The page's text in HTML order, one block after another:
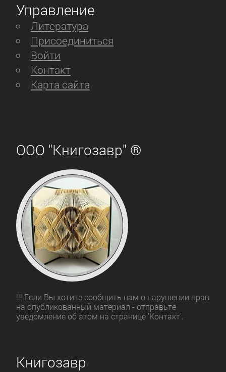
Управление
Литература
Присоединиться
Войти
Контакт
Карта сайта
ООО "Книгозавр" ®
!!! Если Вы хотите сообщить нам о нарушении прав
на опубликованный материал - отправьте
уведомление об этом на странице 'Контакт'.
Книгозавр